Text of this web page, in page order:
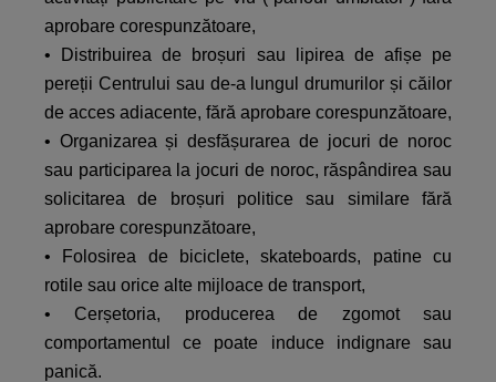
aprobare corespunzătoare,
• Distribuirea de broșuri sau lipirea de afișe pe
pereții Centrului sau de-a lungul drumurilor și căilor
de acces adiacente, fără aprobare corespunzătoare,
• Organizarea și desfășurarea de jocuri de noroc
sau participarea la jocuri de noroc, răspândirea sau
solicitarea de broșuri politice sau similare fără
aprobare corespunzătoare,
• Folosirea de biciclete, skateboards, patine cu
rotile sau orice alte mijloace de transport,
• Cerșetoria, producerea de zgomot sau
comportamentul ce poate induce indignare sau
panică.